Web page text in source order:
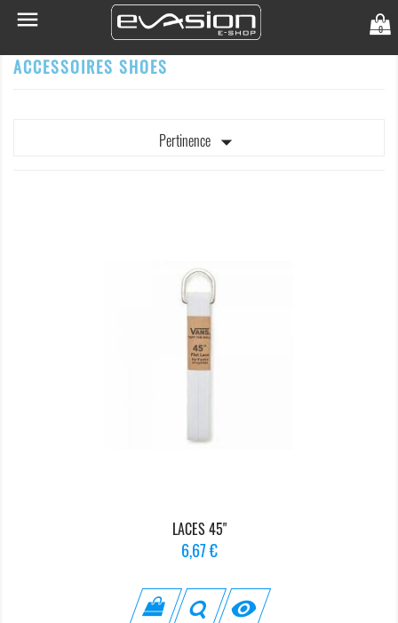
 0
ACCESSOIRES SHOES
Pertinence 
LACES 45"
Prix
6,67 €
